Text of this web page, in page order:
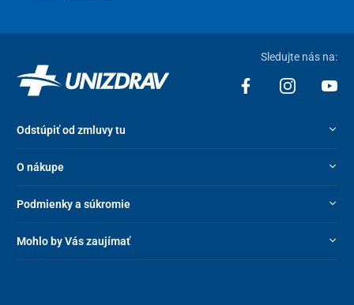
Sledujte nás na:
Odstúpiť od zmluvy tu
O nákupe
Podmienky a súkromie
Mohlo by Vás zaujímať